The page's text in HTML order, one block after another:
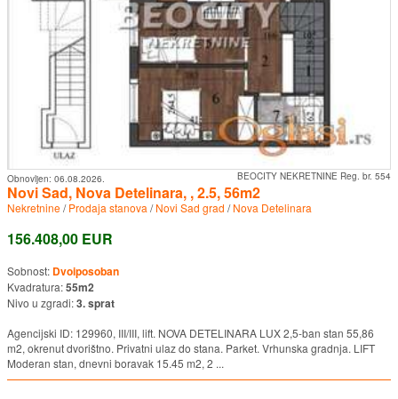
BEOCITY NEKRETNINE Reg. br. 554
Obnovljen: 06.08.2026.
Novi Sad, Nova Detelinara, , 2.5, 56m2
Nekretnine/Prodaja stanova /Novi Sad grad /Nova Detelinara
156.408,00 EUR
Sobnost: Dvoiposoban
Kvadratura:55m2
Nivo u zgradi:3. sprat
Agencijski ID: 129960, III/III, lift. NOVA DETELINARA LUX 2,5-ban stan 55,86
m2, okrenut dvorištno. Privatni ulaz do stana. Parket. Vrhunska gradnja. LIFT
Moderan stan, dnevni boravak 15.45 m2, 2 ...